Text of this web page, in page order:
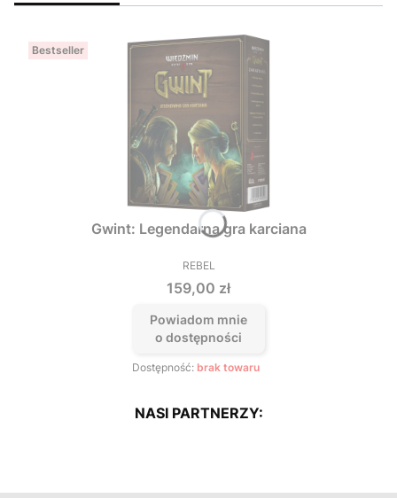
Bestseller
Gwint: Legendarna gra karciana
PRODUCENT
REBEL
Cena
159,00 zł
Powiadom mnie
o dostępności
Dostępność: brak towaru
NASI PARTNERZY: